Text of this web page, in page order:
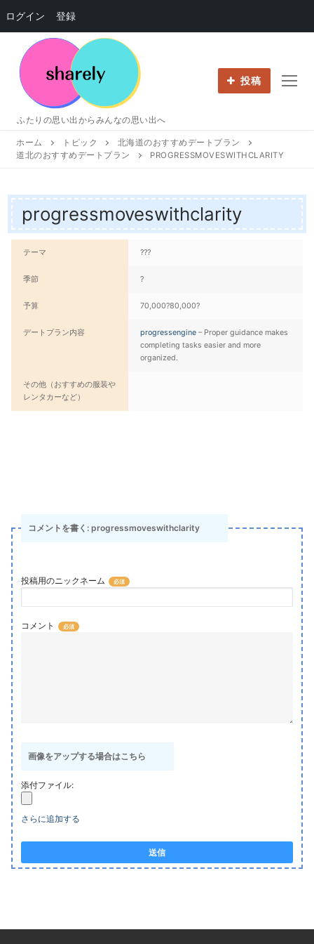
ログイン 登録
プ
ふたりの思い出からみんなの思い出へ
投稿
ホーム トピック
北海道のおすすめデートプラン
道北のおすすめデートプラン
PROGRESSMOVESWITHCLARITY
progressmoveswithclarity
テーマ ???
季節 ?
予算 70,000?80,000?
デートプラン内容 progressengine – Proper guidance makes
completing tasks easier and more
organized.
その他（おすすめの服装や
レンタカーなど）
コメントを書く: progressmoveswithclarity
投稿用のニックネーム
コメント
画像をアップする場合はこちら
添付ファイル:
さらに追加する
送信